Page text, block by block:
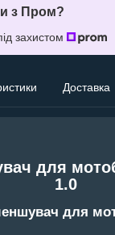
з Пром?
захистом
Доставка
для
1.0
для